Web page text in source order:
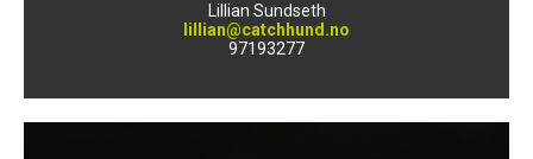
Lillian Sundseth
lillian@catchhund.no
97193277